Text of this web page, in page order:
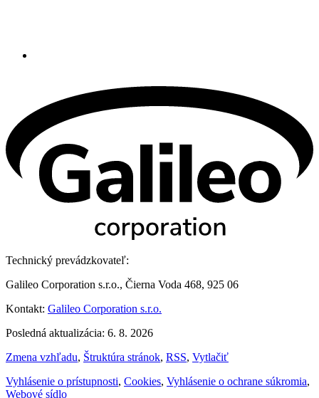
Technický prevádzkovateľ:
Galileo Corporation s.r.o., Čierna Voda 468, 925 06
Kontakt: Galileo Corporation s.r.o.
Posledná aktualizácia: 6. 8. 2026
Zmena vzhľadu, Štruktúra stránok, RSS, Vytlačiť
Vyhlásenie o prístupnosti, Cookies, Vyhlásenie o ochrane súkromia,
Webové sídlo